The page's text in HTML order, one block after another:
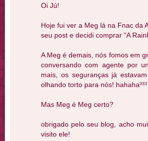
Oi Jú!
Hoje fui ver a Meg lá na Fnac da
seu post e decidi comprar "A
A Meg é demais, nós fomos em
conversando com agente por
mais, os seguranças já
olhando torto para nós! hahaha³³³
Mas Meg é Meg certo?
obrigado pelo seu blog, acho
visito ele!